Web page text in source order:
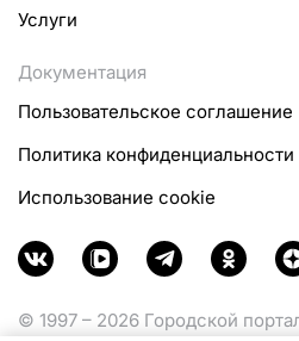
Услуги
Документация
Пользовательское соглашение
Политика конфиденциальности
Использование cookie
© 1997 – 2026 Городской